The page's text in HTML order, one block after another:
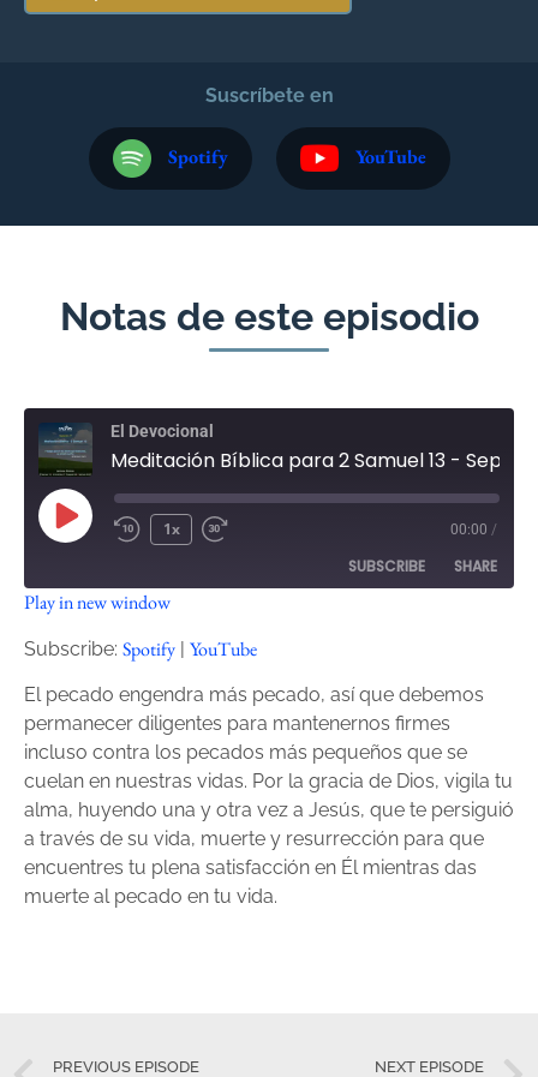
Suscríbete en
Spotify YouTube
Notas de este episodio
El Devocional
1x 00:00 /
SUBSCRIBE SHARE
Spotify
SHARE
LINK
EMBED
Play in new window
Subscribe: Spotify | YouTube
El pecado engendra más pecado, así que debemos
permanecer diligentes para mantenernos firmes
incluso contra los pecados más pequeños que se
cuelan en nuestras vidas. Por la gracia de Dios, vigila tu
alma, huyendo una y otra vez a Jesús, que te persiguió
a través de su vida, muerte y resurrección para que
encuentres tu plena satisfacción en Él mientras das
muerte al pecado en tu vida.
PREVIOUS EPISODE NEXT EPISODE